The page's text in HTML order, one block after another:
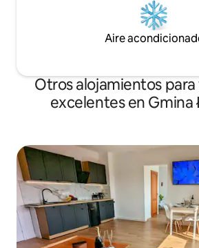
Aire
Otros alojamientos
excelentes en Gmina